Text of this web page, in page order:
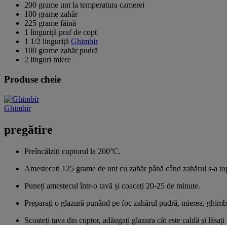
200 grame unt la temperatura camerei
100 grame zahăr
225 grame făină
1 linguriță praf de copt
1 1/2 linguriță Ghimbir
100 grame zahăr pudră
2 linguri miere
Produse cheie
Ghimbir
pregătire
Preîncălziți cuptorul la 200°C.
Amestecați 125 grame de unt cu zahăr până când zahărul s-
Puneți amestecul într-o tavă și coaceți 20-25 de minute.
Preparați o glazură punând pe foc zahărul pudră, mierea,
Scoateți tava din cuptor, adăugați glazura cât este caldă și